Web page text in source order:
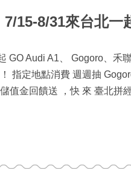
7/15-8/31來台北
GO Audi A1、 Gogoro、禾
指定地點消費 週週抽
值金回饋送 ，快 來 臺北拼